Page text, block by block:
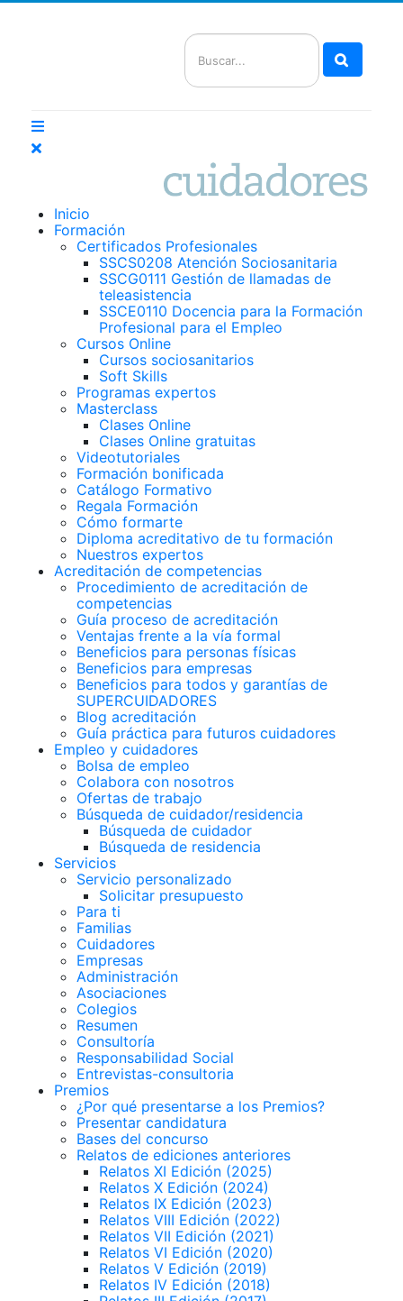
Inicio
Formación
Certificados Profesionales
SSCS0208 Atención Sociosanitaria
SSCG0111 Gestión de llamadas de
teleasistencia
SSCE0110 Docencia para la Formación
Profesional para el Empleo
Cursos Online
Cursos sociosanitarios
Soft Skills
Programas expertos
Masterclass
Clases Online
Clases Online gratuitas
Videotutoriales
Formación bonificada
Catálogo Formativo
Regala Formación
Cómo formarte
Diploma acreditativo de tu formación
Nuestros expertos
Acreditación de competencias
Procedimiento de acreditación de
competencias
Guía proceso de acreditación
Ventajas frente a la vía formal
Beneficios para personas físicas
Beneficios para empresas
Beneficios para todos y garantías de
SUPERCUIDADORES
Blog acreditación
Guía práctica para futuros cuidadores
Empleo y cuidadores
Bolsa de empleo
Colabora con nosotros
Ofertas de trabajo
Búsqueda de cuidador/residencia
Búsqueda de cuidador
Búsqueda de residencia
Servicios
Servicio personalizado
Solicitar presupuesto
Para ti
Familias
Cuidadores
Empresas
Administración
Asociaciones
Colegios
Resumen
Consultoría
Responsabilidad Social
Entrevistas-consultoria
Premios
¿Por qué presentarse a los Premios?
Presentar candidatura
Bases del concurso
Relatos de ediciones anteriores
Relatos XI Edición (2025)
Relatos X Edición (2024)
Relatos IX Edición (2023)
Relatos VIII Edición (2022)
Relatos VII Edición (2021)
Relatos VI Edición (2020)
Relatos V Edición (2019)
Relatos IV Edición (2018)